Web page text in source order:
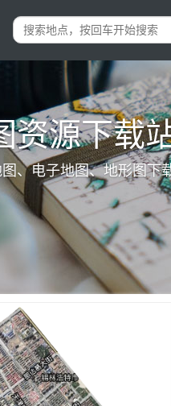
资源下载
、电子地图、地形图下